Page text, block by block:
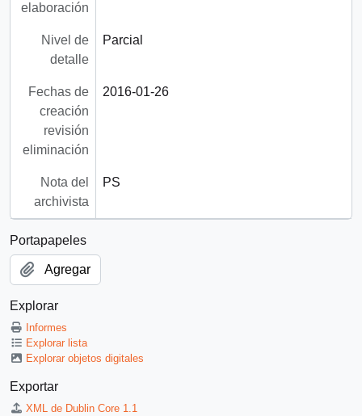
elaboración
Nivel de
detalle
Parcial
Fechas de
creación
revisión
eliminación
2016-01-26
Nota del
archivista
PS
Portapapeles
Agregar
Explorar
Informes
Explorar lista
Explorar objetos digitales
Exportar
XML de Dublin Core 1.1